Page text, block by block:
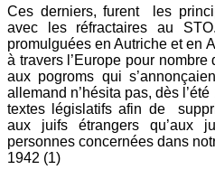
Ces derniers, furent les
avec les réfractaires au
promulguées en Autriche et en
à travers l’Europe pour
aux pogroms qui
allemand n’hésita pas, dès
textes législatifs afin de
aux juifs étrangers qu’aux
personnes concernées dans
1942 (1)